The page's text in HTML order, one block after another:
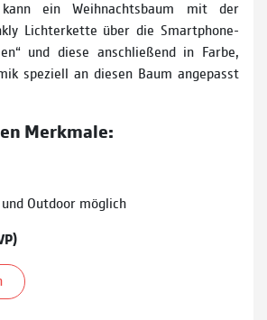
ein Weihnachtsbaum mit der
Lichterkette über die Smartphone-
und diese anschließend in Farbe,
speziell an diesen Baum angepasst
Merkmale:
Outdoor möglich